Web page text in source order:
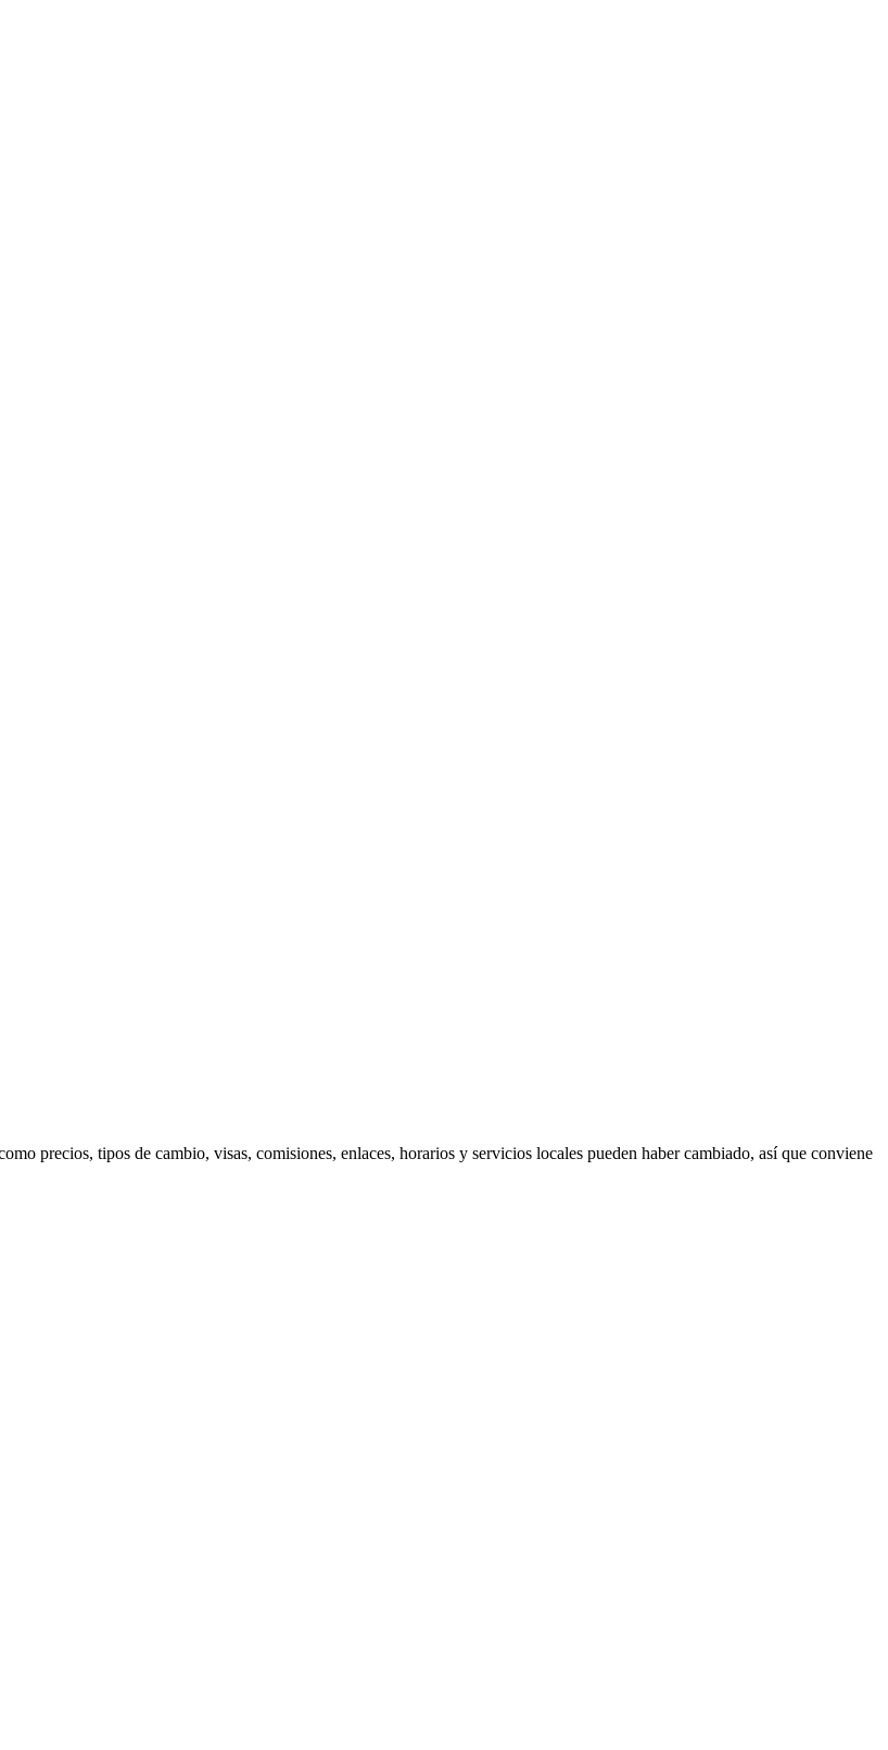
precios, tipos de cambio, visas, comisiones, enlaces, horarios y servicios locales pueden haber cambiado, así que conviene